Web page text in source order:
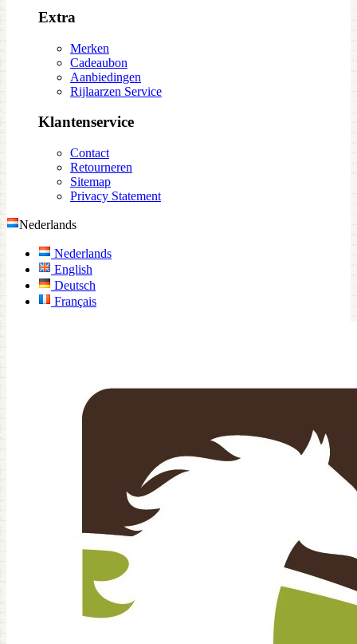
Extra
Merken
Cadeaubon
Aanbiedingen
Rijlaarzen Service
Klantenservice
Contact
Retourneren
Sitemap
Privacy Statement
Nederlands
Nederlands
English
Deutsch
Français